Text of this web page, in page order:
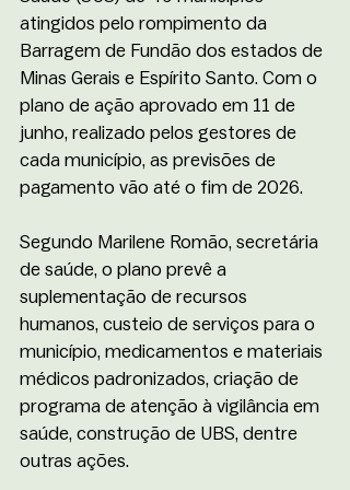
atingidos pelo rompimento da
Barragem de Fundão dos estados de
Minas Gerais e Espírito Santo. Com o
plano de ação aprovado em 11 de
junho, realizado pelos gestores de
cada município, as previsões de
pagamento vão até o fim de 2026.
Segundo Marilene Romão, secretária
de saúde, o plano prevê a
suplementação de recursos
humanos, custeio de serviços para o
município, medicamentos e materiais
médicos padronizados, criação de
programa de atenção à vigilância em
saúde, construção de UBS, dentre
outras ações.